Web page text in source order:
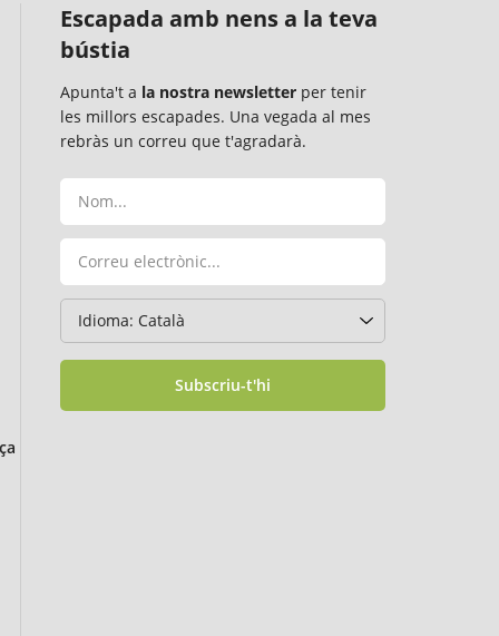
Escapada amb nens a la teva
bústia
Apunta't a la nostra newsletter per tenir
les millors escapades. Una vegada al mes
rebràs un correu que t'agradarà.
Subscriu-t'hi